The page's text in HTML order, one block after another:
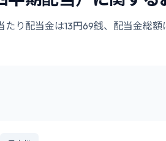
たり配当金は13円69銭、配当金総